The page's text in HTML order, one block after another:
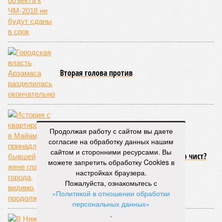
Вторая голова против
У Карнилина нет жены. Глава Нижнего чист?
Продолжая работу с сайтом вы даете
согласие на обработку данных нашим
сайтом и сторонними ресурсами. Вы
можете запретить обработку Cookies в
настройках браузера.
Пожалуйста, ознакомьтесь с
«Политикой в отношении обработки
персональных данных»
.